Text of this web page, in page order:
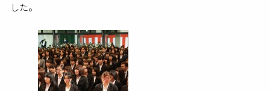
した。